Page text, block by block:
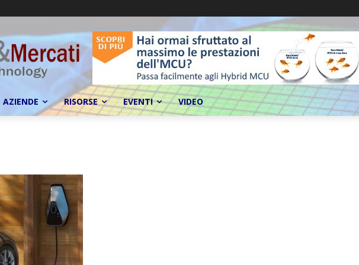
AZIENDE RISORSE EVENTI VIDEO